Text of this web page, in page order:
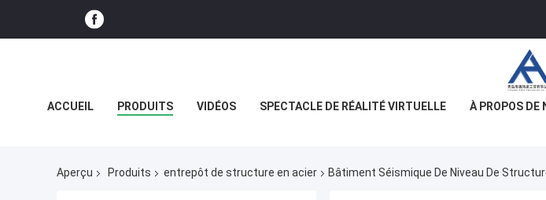
ACCUEIL PRODUITS VIDÉOS SPECTACLE DE RÉALITÉ VIRTUELLE À PROPOS DE
Aperçu Produits entrepôt de structure en acier Bâtiment Séismique De Niveau De